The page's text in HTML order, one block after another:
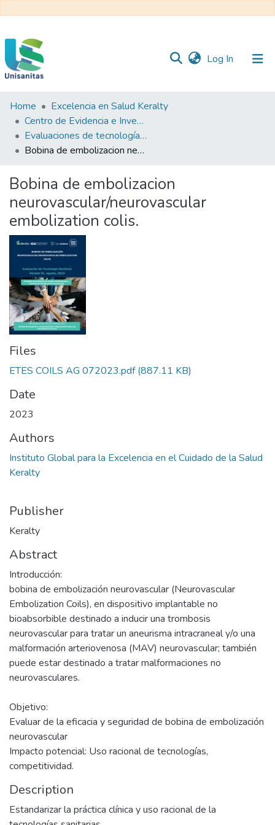
Log In (current)
Inicio
Web
Unisanitas
Web
Biblioteca
Home
Excelencia en Salud Keralty
Centro de Evidencia e Investigación para las Decisiones en Salud – CEIDS
Evaluaciones de tecnología sanitaria
Bobina de embolizacion neurovascular/neurovascular embolization colis.
Bobina de embolizacion
neurovascular/neurovascular
embolization colis.
Files
ETES COILS AG 072023.pdf(887.11 KB)
Date
2023
Authors
Instituto Global para la Excelencia en el Cuidado de la Salud
Keralty
Publisher
Keralty
Abstract
Introducción:
bobina de embolización neurovascular (Neurovascular
Embolization Coils), en dispositivo implantable no
bioabsorbible destinado a inducir una trombosis
neurovascular para tratar un aneurisma intracraneal y/o una
malformación arteriovenosa (MAV) neurovascular; también
puede estar destinado a tratar malformaciones no
neurovasculares.
Objetivo:
Evaluar de la eficacia y seguridad de bobina de embolización
neurovascular
Impacto potencial: Uso racional de tecnologías,
competitividad.
Description
Estandarizar la práctica clínica y uso racional de la